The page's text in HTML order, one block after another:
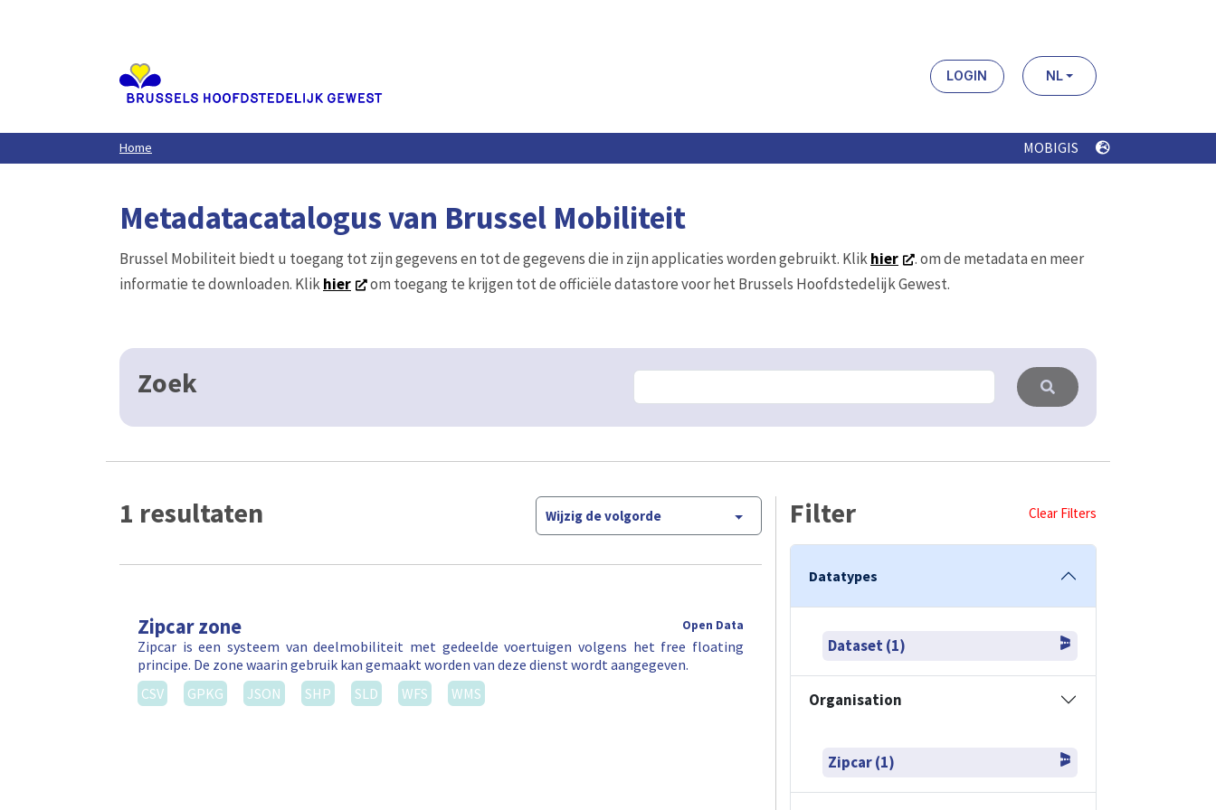
LOGIN NL
Home MOBIGIS
Metadatacatalogus van Brussel Mobiliteit
Brussel Mobiliteit biedt u toegang tot zijn gegevens en tot de gegevens die in zijn applicaties worden gebruikt. Klikhier
. om de metadata en meer
informatie te downloaden. Klikhier om toegang te krijgen tot de officiële datastore voor het Brussels Hoofdstedelijk Gewest.
Zoek
1 resultaten Wijzig de volgorde
Zipcar zone Open Data
Zipcar is een systeem van deelmobiliteit met gedeelde voertuigen volgens het free floating
principe. De zone waarin gebruik kan gemaakt worden van deze dienst wordt aangegeven.
CSV
GPKG JSON SHP SLD WFS WMS
Filter Clear Filters
Datatypes
Dataset (1)
Organisation
Zipcar (1)